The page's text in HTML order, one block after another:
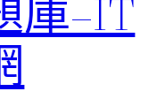
庫–IT